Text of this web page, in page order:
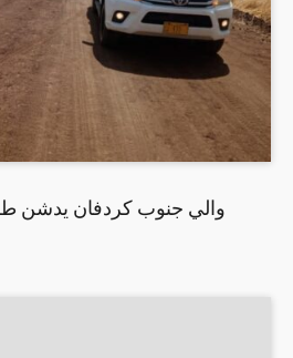
والي جنوب كردفان يدشن